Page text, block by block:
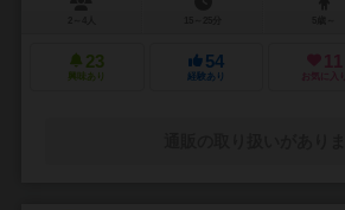
23
興味あり
54
経験あり
11
お気に入り